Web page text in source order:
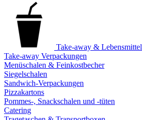
Take-away &
Take-away Verpackungen
Menüschalen & Feinkostbecher
Siegelschalen
Sandwich-Verpackungen
Pizzakartons
Pommes-, Snackschalen und -tüten
Catering